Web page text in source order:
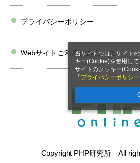
当サイトでは、サイト
キー(Cookie)を使用して
サイトのクッキー
「 プライバシーポリシー
プライバシーポリシー
Webサイトご利用にあたって
Copyright PHP研究所 All